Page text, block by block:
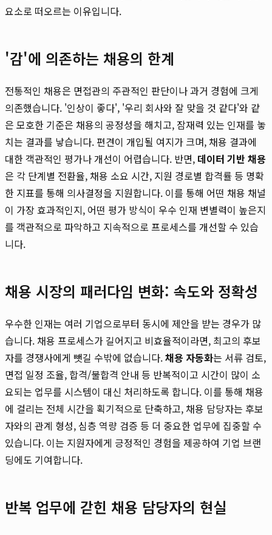
요소로 떠오르는 이유입니다.
'감'에 의존하는 채용의 한계
전통적인 채용은 면접관의 주관적인 판단이나 과거 경험에 크게
의존했습니다. '인상이 좋다', '우리 회사와 잘 맞을 것 같다'와 같
은 모호한 기준은 채용의 공정성을 해치고, 잠재력 있는 인재를 놓
치는 결과를 낳습니다. 편견이 개입될 여지가 크며, 채용 결과에
대한 객관적인 평가나 개선이 어렵습니다. 반면, 데이터 기반 채용
은 각 단계별 전환율, 채용 소요 시간, 지원 경로별 합격률 등 명확
한 지표를 통해 의사결정을 지원합니다. 이를 통해 어떤 채용 채널
이 가장 효과적인지, 어떤 평가 방식이 우수 인재 변별력이 높은지
를 객관적으로 파악하고 지속적으로 프로세스를 개선할 수 있습
니다.
채용 시장의 패러다임 변화: 속도와 정확성
우수한 인재는 여러 기업으로부터 동시에 제안을 받는 경우가 많
습니다. 채용 프로세스가 길어지고 비효율적이라면, 최고의 후보
자를 경쟁사에게 뺏길 수밖에 없습니다.채용 자동화는 서류 검토,
면접 일정 조율, 합격/불합격 안내 등 반복적이고 시간이 많이 소
요되는 업무를 시스템이 대신 처리하도록 합니다. 이를 통해 채용
에 걸리는 전체 시간을 획기적으로 단축하고, 채용 담당자는 후보
자와의 관계 형성, 심층 역량 검증 등 더 중요한 업무에 집중할 수
있습니다. 이는 지원자에게 긍정적인 경험을 제공하여 기업 브랜
딩에도 기여합니다.
반복 업무에 갇힌 채용 담당자의 현실